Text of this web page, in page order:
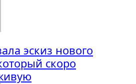
эскиз нового
скоро